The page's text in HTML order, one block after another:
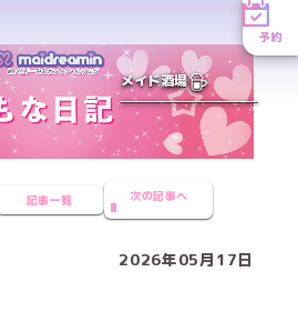
予約
メイド酒場
記事一覧 次の記事へ
2026年05月17日